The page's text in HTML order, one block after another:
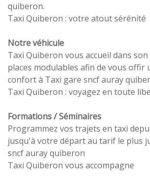
quiberon.
Taxi Quiberon : votre atout sérénité
Notre véhicule
Taxi Quiberon vous accueil dans
places modulables afin de vous offir
confort à Taxi gare sncf auray
Taxi Quiberon : voyagez en toute
Formations / Séminaires
Programmez vos trajets en taxi
jusqu'à votre départ au tarif le plus
sncf auray quiberon
Taxi Quiberon vous accompagne